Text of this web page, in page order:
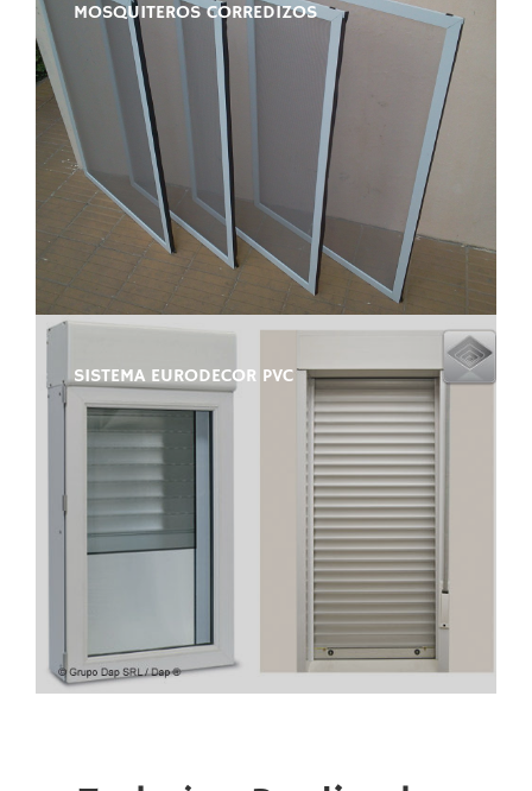
MOSQUITEROS CORREDIZOS
SISTEMA EURODECOR PVC